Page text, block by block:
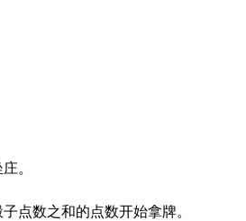
。
点数之和的点数开始拿牌。